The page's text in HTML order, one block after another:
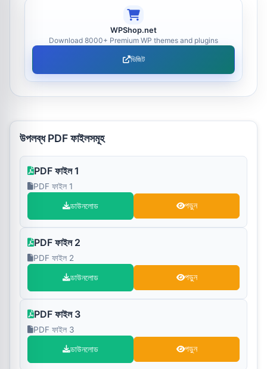
WPShop.net
Download 8000+ Premium WP themes and plugins
ভিজিট
উপলব্ধ PDF ফাইলসমূহ
PDF ফাইল 1
PDF ফাইল 1
ডাউনলোড পড়ুন
PDF ফাইল 2
PDF ফাইল 2
ডাউনলোড পড়ুন
PDF ফাইল 3
PDF ফাইল 3
ডাউনলোড পড়ুন